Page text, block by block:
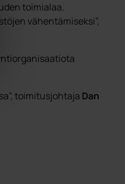
toimialaa.
vähentämiseksi”,
toimitusjohtaja Dan